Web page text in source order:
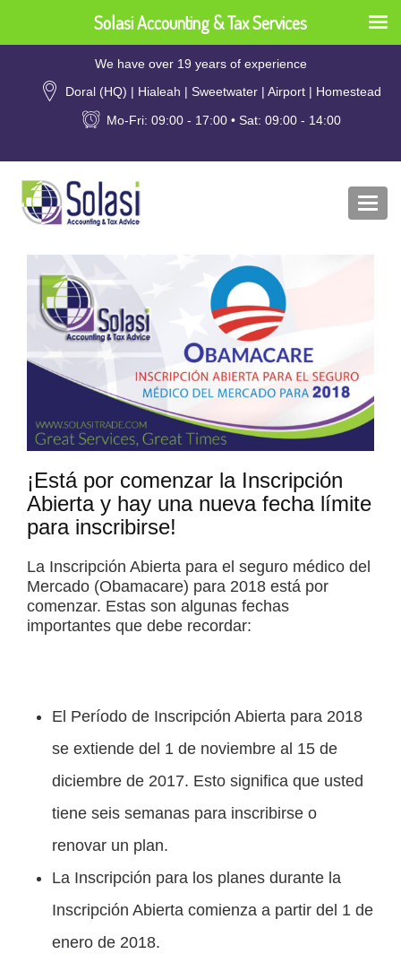
We have over 19 years of experience
Doral (HQ) | Hialeah | Sweetwater | Airport | Homestead
Mo-Fri: 09:00 - 17:00 • Sat: 09:00 - 14:00
¡Está por comenzar la Inscripción
Abierta y hay una nueva fecha límite
para inscribirse!
La Inscripción Abierta para el seguro médico del
Mercado (Obamacare) para 2018 está por
comenzar. Estas son algunas fechas
importantes que debe recordar:
El Período de Inscripción Abierta para 2018
se extiende del 1 de noviembre al 15 de
diciembre de 2017. Esto significa que usted
tiene seis semanas para inscribirse o
renovar un plan.
La Inscripción para los planes durante la
Inscripción Abierta comienza a partir del 1 de
enero de 2018.
Solasi Accounting & Tax Services